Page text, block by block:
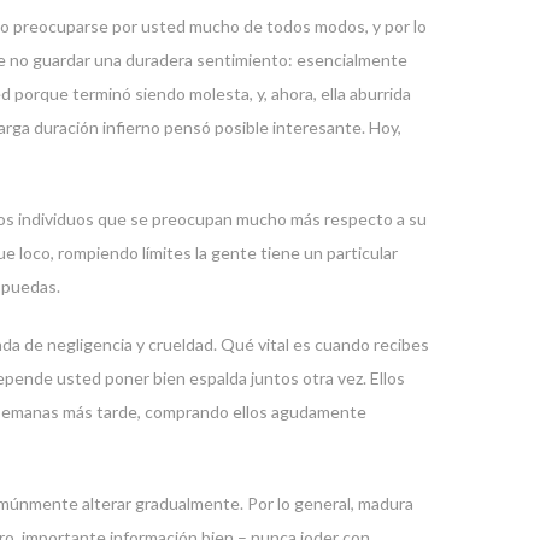
preocuparse por usted mucho de todos modos, y por lo
guardar una duradera sentimiento: esencialmente
terminó siendo molesta, y, ahora, ella aburrida
duración infierno pensó posible interesante. Hoy,
individuos que se preocupan mucho más respecto a su
loco, rompiendo límites la gente tiene un particular
de negligencia y crueldad. Qué vital es cuando recibes
usted poner bien espalda juntos otra vez. Ellos
más tarde, comprando ellos agudamente
alterar gradualmente. Por lo general, madura